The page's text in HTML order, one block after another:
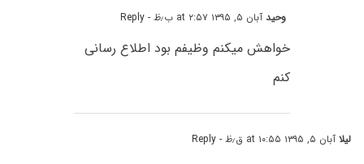
وحیدآبان ۵, ۱۳۹۵ at ۲:۵۷ ب٫ظ - Reply
خواهش میکنم وظیفم بود اطلاع رسانی
کنم
لیلاآبان ۵, ۱۳۹۵ at ۱۰:۵۵ ق٫ظ - Reply